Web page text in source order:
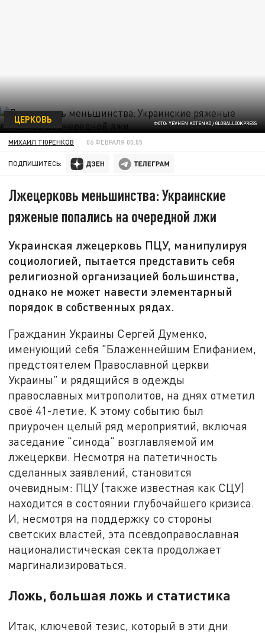
ФОТО: YEVHEN KOTENKO / GLOBALLOOKPRESS
ЦЕРКОВЬ
МИХАИЛ ТЮРЕНКОВ 06 ФЕВРАЛЯ 00:05
ПОДПИШИТЕСЬ:
Лжецерковь меньшинства: Украинские
ряженые попались на очередной лжи
Украинская лжецерковь ПЦУ, манипулируя
социологией, пытается представить себя
религиозной организацией большинства,
однако не может навести элементарный
порядок в собственных рядах.
Гражданин Украины Сергей Думенко,
именующий себя "Блаженнейшим Епифанием,
предстоятелем Православной церкви
Украины" и рядящийся в одежды
православных митрополитов, на днях отметил
своё 41-летие. К этому событию был
приурочен целый ряд мероприятий, включая
заседание "синода" возглавляемой им
лжецеркви. Несмотря на патетичность
сделанных заявлений, становится
очевидным: ПЦУ (также известная как СЦУ)
находится в состоянии глубочайшего кризиса.
И, несмотря на поддержку со стороны
светских властей, эта псевдоправославная
националистическая секта продолжает
маргинализироваться.
Ложь, большая ложь и статистика
Итак, ключевой тезис, который в эти дни